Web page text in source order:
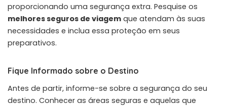
proporcionando uma segurança extra. Pesquise os
melhores seguros de viagem que atendam às suas
necessidades e inclua essa proteção em seus
preparativos.
Fique Informado sobre o Destino
Antes de partir, informe-se sobre a segurança do seu
destino. Conhecer as áreas seguras e aquelas que